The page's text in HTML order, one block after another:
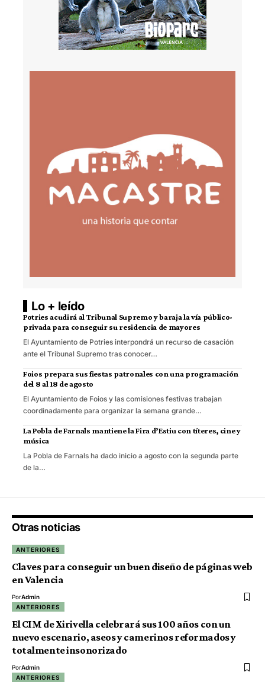
Lo + leído
Potries acudirá al Tribunal Supremo y baraja la vía público-
privada para conseguir su residencia de mayores
El Ayuntamiento de Potries interpondrá un recurso de casación
ante el Tribunal Supremo tras conocer…
Foios prepara sus fiestas patronales con una programación
del 8 al 18 de agosto
El Ayuntamiento de Foios y las comisiones festivas trabajan
coordinadamente para organizar la semana grande…
La Pobla de Farnals mantiene la Fira d’Estiu con títeres, cine y
música
La Pobla de Farnals ha dado inicio a agosto con la segunda parte
de la…
Otras noticias
ANTERIORES
Claves para conseguir un buen diseño de páginas web
en Valencia
PorAdmin
ANTERIORES
El CIM de Xirivella celebrará sus 100 años con un
nuevo escenario, aseos y camerinos reformados y
totalmente insonorizado
PorAdmin
ANTERIORES